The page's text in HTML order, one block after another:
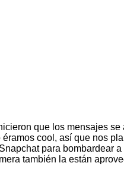
que los mensajes
cool, así que nos
para bombardear
también la están